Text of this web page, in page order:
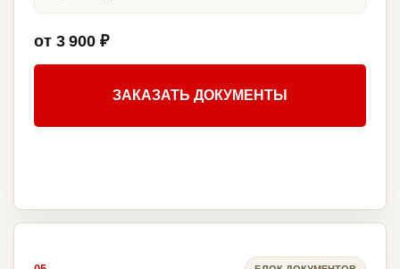
от 3 900 ₽
ЗАКАЗАТЬ ДОКУМЕНТЫ